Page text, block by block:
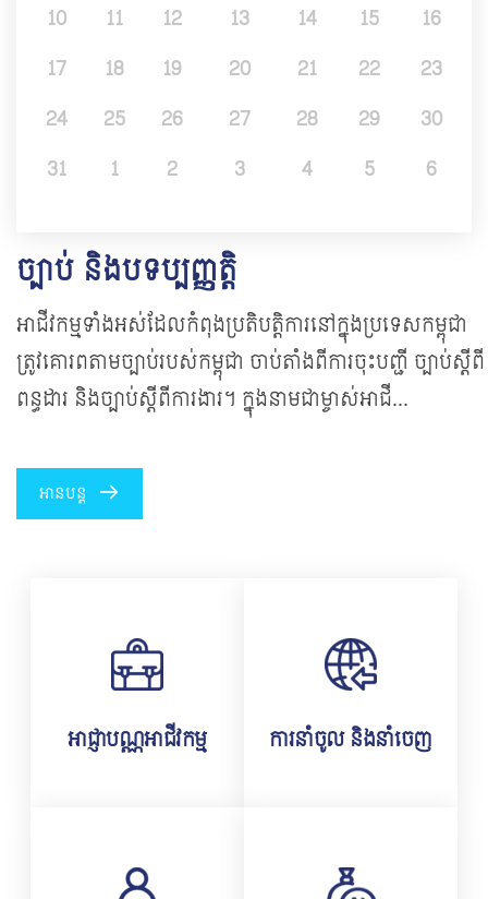
10
11 12 13 14 15
16
17
18 19 20 21 22
23
24
25 26 27 28 29
30
31
1 2 3 4 5 6
ច្បាប់ និងបទប្បញ្ញត្តិ
អាជីវកម្មទាំងអស់ដែលកំពុងប្រតិបត្តិការនៅក្នុងប្រទេសកម្ពុជា​
ត្រូវគោរពតាមច្បាប់របស់កម្ពុជា ចាប់តាំងពី​​​​​ការចុះបញ្ជី​ ច្បាប់ស្តីពី
ពន្ធដារ​ និងច្បាប់ស្តីពីការងារ។ ក្នុងនាមជាម្ចាស់អាជី...
អានបន្ត
អាជ្ញាបណ្ណអាជីវកម្ម ការនាំចូល និងនាំចេញ